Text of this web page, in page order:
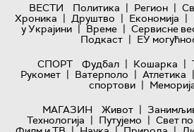
ВЕСТИ Политика | Регион |
Хроника | Друштво | Економија |
у Украјини | Време | Сервисне
Подкаст | ЕУ
СПОРТ
Фудбал | Кошарка |
Рукомет | Ватерполо | Атлетика |
спортови |
МАГАЗИН
Живот |
Технологијa | Путујемо | Свет